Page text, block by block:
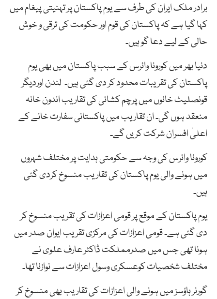
برادر ملک ایران کی طرف سے یوم پاکستان پر تہنیتی پیغام میں
کہا گیا ہے کہ پاکستان کی قوم اور حکومت کی ترقی و خوش
حالی کے لیے دعا گو ہیں۔
دنیا بھر میں کورونا وائرس کے سبب پاکستان میں بھی یوم
پاکستان کی تقریبات محدود کر دی گئی ہیں۔ لندن اوردیگر
قونصلیٹ خانوں میں پرچم کشائی کی تقاریب اندون خانہ
منعقد ہوں گی۔ ان تقاریب میں پاکستانی سفارت خانے کے
اعلیٰ افسران شرکت کریں گے۔
کورونا وائرس کی وجہ سے حکومتی ہدایت پر مختلف شہروں
میں ہونے والی یوم پاکستان کی تقاریب منسوخ کردی گئی
ہیں۔
یوم پاکستان کے موقع پر قومی اعزازات کی تقریب منسوخ کر
دی گئی ہے۔ قومی اعزازات کی مرکزی تقریب ایوان صدر میں
ہونا تھی جس میں صدرمملکت ڈاکٹر عارف علوی نے
مختلف شخصیات کوعسکری وسول اعزازات سے نوازنا تھا۔
گورنر ہاؤسز میں ہونے والی اعزازات کی تقاریب بھی منسوخ کر